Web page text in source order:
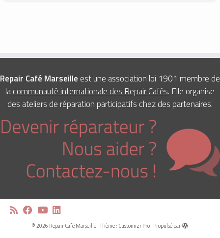
Repair Café Marseille est une association loi 1901 membre de
lacommunauté internationale des Repair Cafés. Elle organise
des ateliers de réparation participatifs chez des partenaires.
· © 2026 Repair Café Marseille·Thème : Customizr Pro· Propulsé par ·